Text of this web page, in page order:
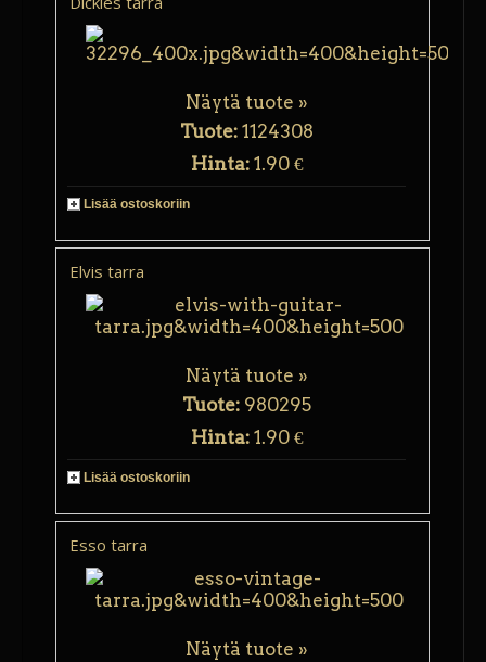
Näytä tuote »
Tuote:1124308
Hinta: 1.90 €
Lisää ostoskoriin
Elvis tarra
Näytä tuote »
Tuote: 980295
Hinta: 1.90 €
Lisää ostoskoriin
Esso tarra
Näytä tuote »